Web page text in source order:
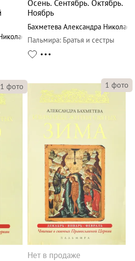
Осень. Сентябрь. Октябрь.
Ноябрь
Бахметева Александра
Пальмира: Братья и сестры
1 фото 1 фото
Нет в продаже